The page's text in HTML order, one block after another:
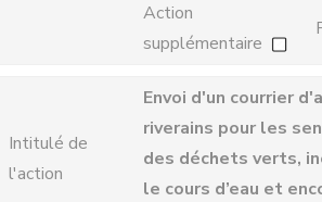
Action
supplémentaire
Intitulé de
l'action
Envoi d'un courrier
riverains pour les
des déchets verts,
le cours d’eau et